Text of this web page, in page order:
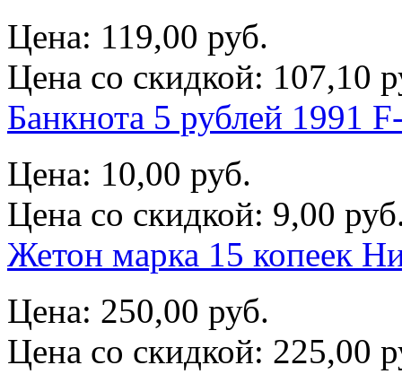
Цена: 119,00 руб.
Цена со скидкой: 107,10
Банкнота 5 рублей 1991
Цена: 10,00 руб.
Цена со скидкой: 9,00
Жетон марка 15 копеек
Цена: 250,00 руб.
Цена со скидкой: 225,00